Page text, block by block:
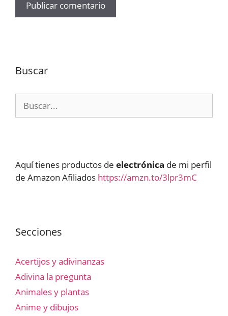
Buscar
Aquí tienes productos de electrónica de mi perfil
de Amazon Afiliados https://amzn.to/3lpr3mC
Secciones
Acertijos y adivinanzas
Adivina la pregunta
Animales y plantas
Anime y dibujos